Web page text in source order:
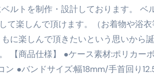
る時代へ Pebblebee × iMazing で完成す
スマホ代。 BB.exciteモバイル「Fitプラ
に変わる30日間 ― 科学的メソッドで英
1万円台＆ハワイ朝食付き割引まで網羅
ルトを制作・設計しております。 ベ
て楽しんで頂けます。（お着物や浴
に楽しんで頂きたいという思いから
【商品仕様】 ●ケース素材:ポリカー
●バンドサイズ:幅18mm/手首回り